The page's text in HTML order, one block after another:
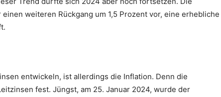
weiteren Rückgang um 1,5 Prozent vor, eine erhebliche
entwickeln, ist allerdings die Inflation. Denn die
fest. Jüngst, am 25. Januar 2024, wurde der